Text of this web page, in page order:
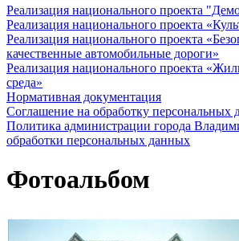
Реализация национального проекта
Реализация национального проекта
Реализация национального проекта
качественные автомобильные дороги»
Реализация национального проекта
среда»
Нормативная документация
Соглашение на обработку персональных
Политика администрации города
обработки персональных данных
Фотоальбом